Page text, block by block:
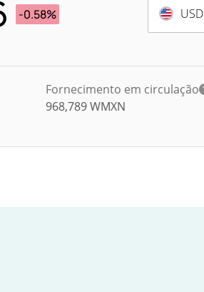
-0.58%
USD
Fornecimento em circulação
968,789WMXN